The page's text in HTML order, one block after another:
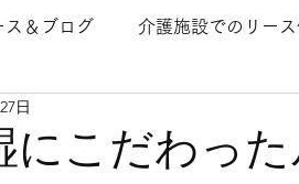
ス＆ブログ 介護施設でのリース
にこだわっ
日